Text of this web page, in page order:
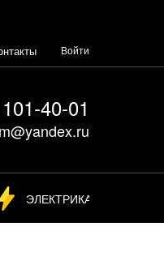
Войти
40-01
ЭЛЕКТРИКА